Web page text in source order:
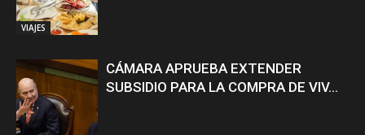
VIAJES
CÁMARA APRUEBA EXTENDER
SUBSIDIO PARA LA COMPRA DE VIV...